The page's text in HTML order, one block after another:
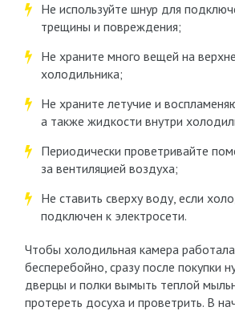
Не используйте шнур для
трещины и повреждения;
Не храните много вещей на
холодильника;
Не храните летучие и
а также жидкости внутри
Периодически проветривайте
за вентиляцией воздуха;
Не ставить сверху воду, если
подключен к электросети.
Чтобы холодильная камера
бесперебойно, сразу после покупки
дверцы и полки вымыть теплой
протереть досуха и проветрить. В